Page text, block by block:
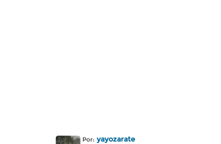
Por: yayozarate